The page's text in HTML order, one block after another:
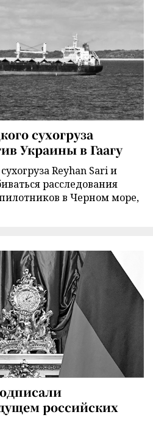
сухогруза
Украины в Гаагу
Reyhan Sari и
расследования
в Черном море,
российских